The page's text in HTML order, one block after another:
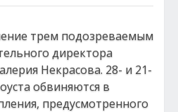
трем подозреваемым
директора
Некрасова. 28- и 21-
обвиняются в
предусмотренного